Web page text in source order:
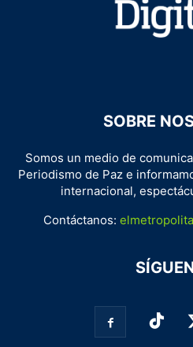
SOBRE
Somos un medio de
Periodismo de Paz e
internacional,
Contáctanos: